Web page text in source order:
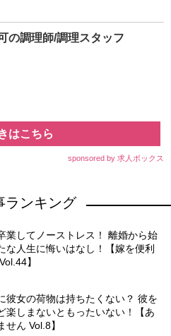
の調理師/調理スタッフ
はこちら
sponsored by 求人ボックス
ランキング
業してノーストレス！ 離婚から始
な人生に悔いはなし！【嫁を便利
】
彼女の荷物は持ちたくない？ 彼を
楽しまないともったいない！【あ
せん Vol.8】